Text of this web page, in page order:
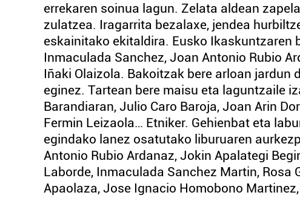
errekaren soinua lagun. Zelata aldean
zulatzea. Iragarrita bezalaxe, jendea
eskainitako ekitaldira. Eusko Ikaskuntzaren
Inmaculada Sanchez, Joan Antonio Rubio
Iñaki Olaizola. Bakoitzak bere arloan jardun
eginez. Tartean bere maisu eta laguntzaile
Barandiaran, Julio Caro Baroja, Joan Arin
Fermin Leizaola… Etniker. Gehienbat eta
egindako lanez osatutako liburuaren
Antonio Rubio Ardanaz, Jokin Apalategi
Laborde, Inmaculada Sanchez Martin, Rosa
Apaolaza, Jose Ignacio Homobono